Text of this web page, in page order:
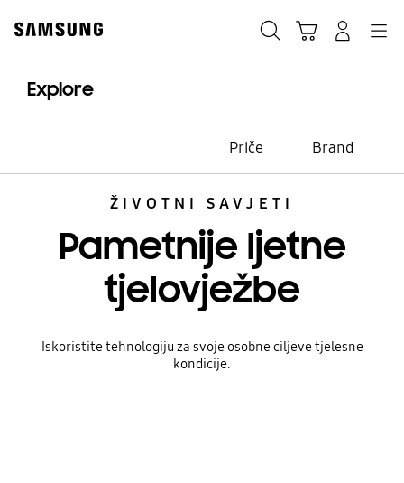
content
accessibility
Explore
Priče Brand
ŽIVOTNI SAVJETI
Pametnije ljetne
tjelovježbe
Iskoristite tehnologiju za svoje osobne ciljeve tjelesne
kondicije.